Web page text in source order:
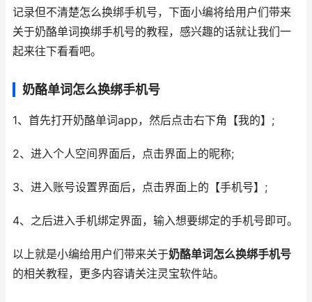
记录但不清楚怎么换绑手机号，下面小编将给用户们带来
关于奶酪单词换绑手机号的教程，感兴趣的话就让我们一
起来往下看看吧。
奶酪单词怎么换绑手机号
1、首先打开奶酪单词app，然后点击右下角【我的】;
2、进入个人空间界面后，点击界面上的昵称;
3、进入账号设置界面后，点击界面上的【手机号】;
4、之后进入手机绑定界面，输入想要绑定的手机号即可。
以上就是小编给用户们带来关于奶酪单词怎么换绑手机号
的相关教程，更多内容请关注灵宝软件站。